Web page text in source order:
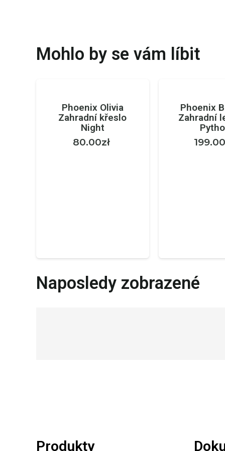
Mohlo by se vám líbit
Phoenix Olivia
Zahradní křeslo
Night
80.00zł
Phoenix
Zahradní
Naposledy zobrazené
Produkty